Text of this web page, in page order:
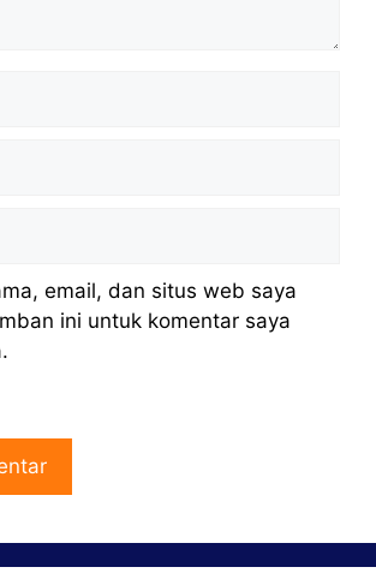
email, dan situs web saya
ini untuk komentar saya